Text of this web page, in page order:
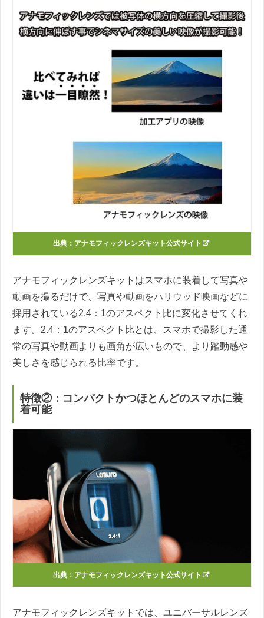
出典：アナモフィックレンズキット公式サイト
アナモフィックレンズキットはスマホに装着して写真や
動画を撮るだけで、写真や動画をハリウッド映画などに
採用されている2.4：1のアスペクト比に変化させてくれ
ます。2.4：1のアスペクト比とは、スマホで撮影した通
常の写真や動画よりも画角が広いもので、より躍動感や
美しさを感じられる比率です。
特徴②：コンパクトかつほとんどのスマホに装
着可能
出典：アナモフィックレンズキット公式サイト
アナモフィックレンズキットでは、ユニバーサルレンズ